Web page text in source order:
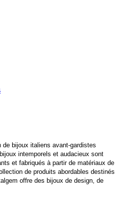
bijoux italiens avant-gardistes
intemporels et audacieux sont
et fabriqués à partir de matériaux de
de produits abordables destinés
offre des bijoux de design, de